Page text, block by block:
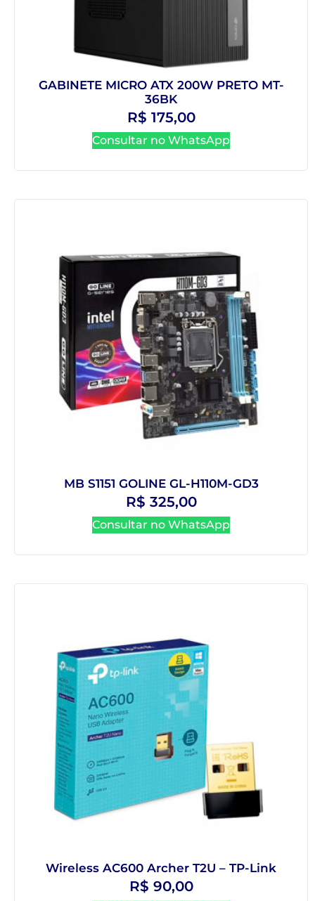
GABINETE MICRO ATX 200W PRETO MT-
36BK
R$ 175,00
Consultar no WhatsApp
MB S1151 GOLINE GL-H110M-GD3
R$ 325,00
Consultar no WhatsApp
Wireless AC600 Archer T2U – TP-Link
R$ 90,00